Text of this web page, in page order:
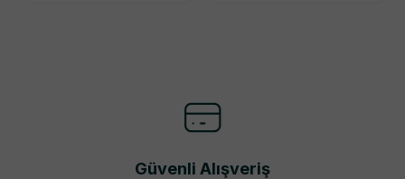
Güvenli Alışveriş